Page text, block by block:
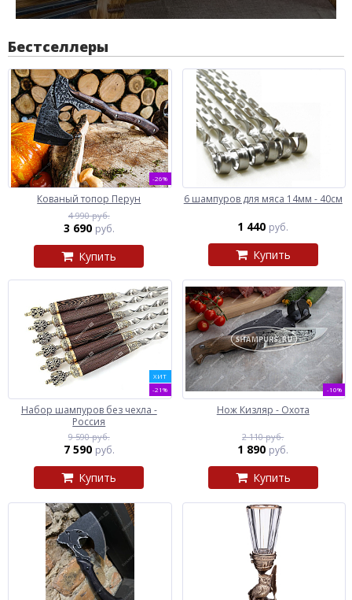
Бестселлеры
-26%
Кованый топор Перун
4 990 руб.
3 690 руб.
Купить
6 шампуров для мяса 14мм - 40см
1 440 руб.
Купить
ХИТ
-21%
Набор шампуров без чехла -
Россия
9 590 руб.
7 590 руб.
Купить
-10%
Нож Кизляр - Охота
2 110 руб.
1 890 руб.
Купить